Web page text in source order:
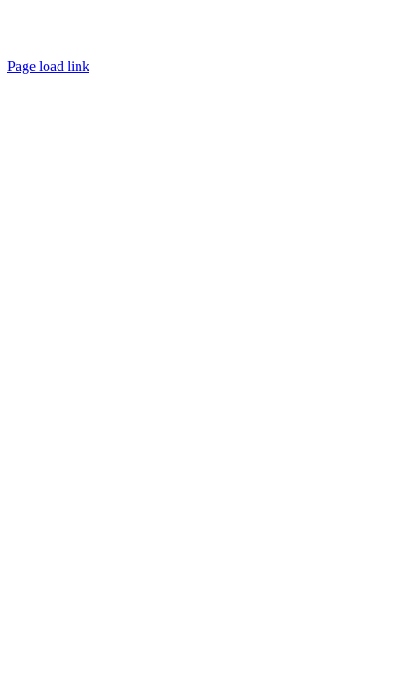
Page load link